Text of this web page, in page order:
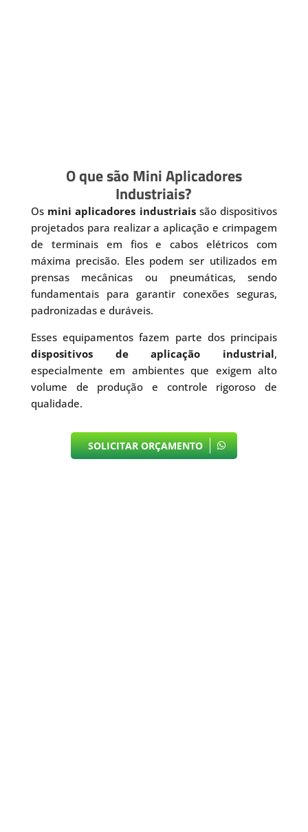
O que são Mini Aplicadores
Industriais?
Os mini aplicadores industriaissão dispositivos
projetados para realizar a aplicação e crimpagem
de terminais em fios e cabos elétricos com
máxima precisão. Eles podem ser utilizados em
prensas mecânicas ou pneumáticas, sendo
fundamentais para garantir conexões seguras,
padronizadas e duráveis.
Esses equipamentos fazem parte dos principais
dispositivos de aplicação industrial,
especialmente em ambientes que exigem alto
volume de produção e controle rigoroso de
qualidade.
SOLICITAR ORÇAMENTO